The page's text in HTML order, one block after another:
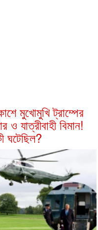
মুখোমুখি ট্রাম্পের
ও যাত্রীবাহী বিমান!
ঘটেছিল?